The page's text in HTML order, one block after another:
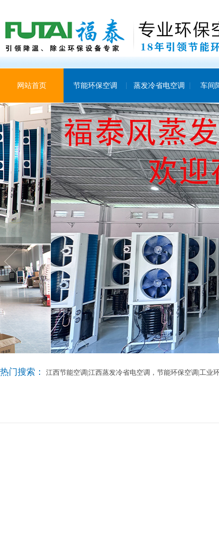
网站首页 节能环保空调 蒸发冷省电空调 车间
热门搜索： 江西节能空调|江西蒸发冷省电空调，节能环保空调|工业